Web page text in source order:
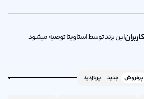
این برند توسط استاویتا توصیه میشود
پرفروش جدید پربازدید